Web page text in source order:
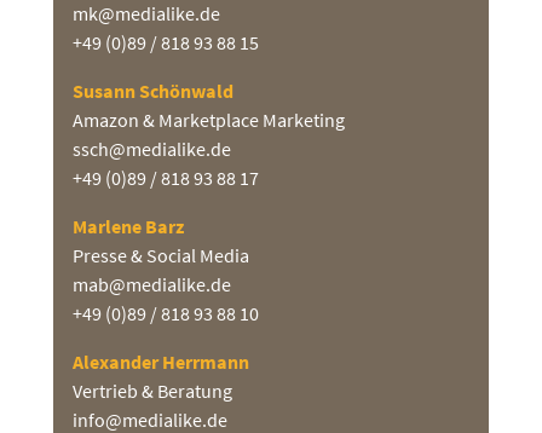
mk@medialike.de
+49 (0)89 / 818 93 88 15
Susann Schönwald
Amazon & Marketplace Marketing
ssch@medialike.de
+49 (0)89 / 818 93 88 17
Marlene Barz
Presse & Social Media
mab@medialike.de
+49 (0)89 / 818 93 88 10
Alexander Herrmann
Vertrieb & Beratung
info@medialike.de